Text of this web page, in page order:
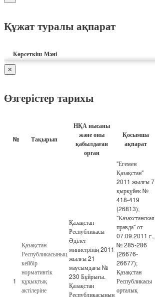
Құжат туралы ақпарат
Көрсеткіш Мәні
×
Өзгерістер тарихы
№ Тақырып
НҚА нысаны
және оны
қабылдаған
орган
Қосымша
ақпарат
1
Қазақстан
Республикасының
кейбір
нормативтік
құқықтық
актілеріне
Қазақстан
Республикасы
Әділет
министрінің 2011
жылғы 21
маусымдағы №
230 Бұйрығы.
Қазақстан
Республикасының
"Егемен
Қазақстан"
2011 жылғы 7
қырқүйек №
418-419
(26813);
"Казахстанская
правда" от
07.09.2011 г.,
№ 285-286
(26676-
26677);
Қазақстан
Республикасы
орталық